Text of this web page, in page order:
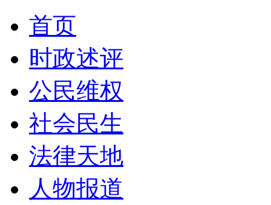
首页
时政述评
公民维权
社会民生
法律天地
人物报道